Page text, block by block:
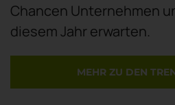
Chancen Unternehmen
diesem Jahr erwarten.
MEHR ZU DEN